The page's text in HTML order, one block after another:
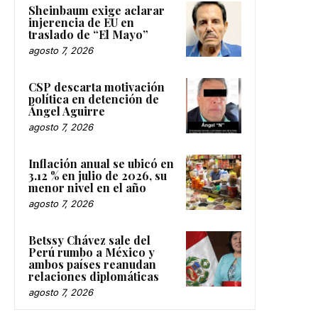
Sheinbaum exige aclarar
injerencia de EU en
traslado de “El Mayo”
agosto 7, 2026
CSP descarta motivación
política en detención de
Ángel Aguirre
agosto 7, 2026
Inflación anual se ubicó en
3.12 % en julio de 2026, su
menor nivel en el año
agosto 7, 2026
Betssy Chávez sale del
Perú rumbo a México y
ambos países reanudan
relaciones diplomáticas
agosto 7, 2026